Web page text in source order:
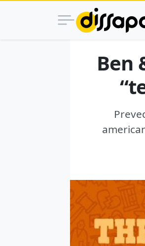
Ben